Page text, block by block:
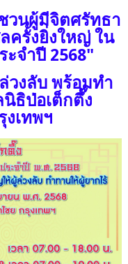
วนผู้มีจิตศรัทธา
ครั้งยิ่งใหญ่ ใน
จำปี 2568"
งลับ พร้อมทำ
ธิป่อเต็กตึ๊ง
เทพฯ